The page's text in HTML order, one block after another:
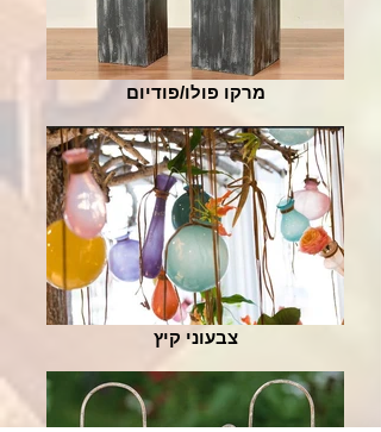
מרקו פולו/פודיום
צבעוני קיץ